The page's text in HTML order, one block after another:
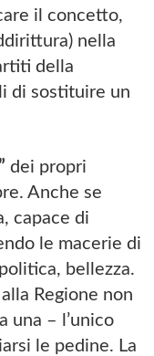
il concetto,
nella
della
di sostituire un
dei propri
Anche se
capace di
le macerie di
bellezza.
Regione non
una – l’unico
le pedine. La